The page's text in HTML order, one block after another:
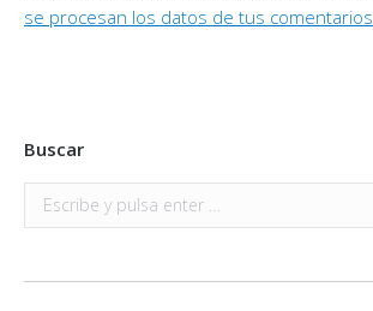
se procesan los datos de tus comentarios.
Buscar
Buscar: